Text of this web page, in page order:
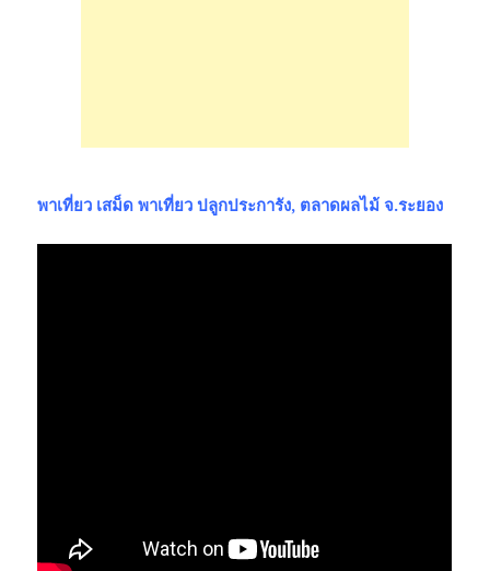
พาเที่ยว เสม็ด พาเที่ยว ปลูกประการัง, ตลาดผลไม้ จ.ระยอง